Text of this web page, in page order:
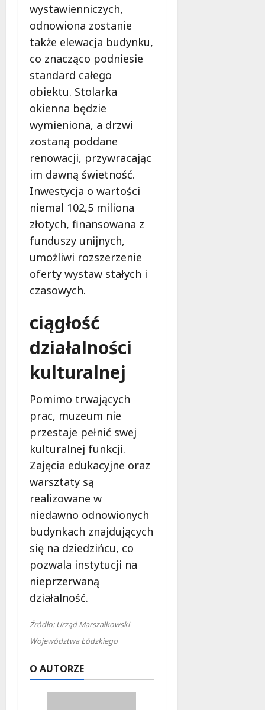
wystawienniczych,
odnowiona zostanie
także elewacja budynku,
co znacząco podniesie
standard całego
obiektu. Stolarka
okienna będzie
wymieniona, a drzwi
zostaną poddane
renowacji, przywracając
im dawną świetność.
Inwestycja o wartości
niemal 102,5 miliona
złotych, finansowana z
funduszy unijnych,
umożliwi rozszerzenie
oferty wystaw stałych i
czasowych.
ciągłość
działalności
kulturalnej
Pomimo trwających
prac, muzeum nie
przestaje pełnić swej
kulturalnej funkcji.
Zajęcia edukacyjne oraz
warsztaty są
realizowane w
niedawno odnowionych
budynkach znajdujących
się na dziedzińcu, co
pozwala instytucji na
nieprzerwaną
działalność.
Źródło: Urząd Marszałkowski
Województwa Łódzkiego
O AUTORZE